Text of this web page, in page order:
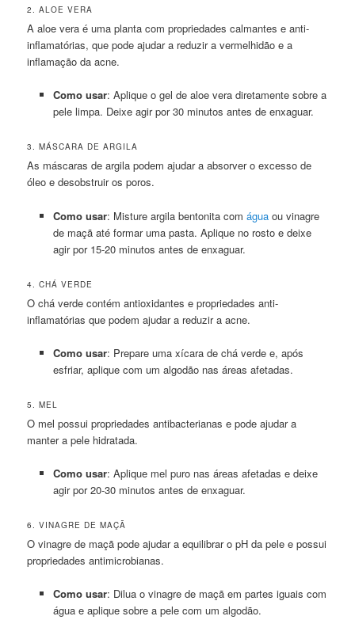
2. ALOE VERA
A aloe vera é uma planta com propriedades calmantes e anti-
inflamatórias, que pode ajudar a reduzir a vermelhidão e a
inflamação da acne.
Como usar: Aplique o gel de aloe vera diretamente sobre a
pele limpa. Deixe agir por 30 minutos antes de enxaguar.
3. MÁSCARA DE ARGILA
As máscaras de argila podem ajudar a absorver o excesso de
óleo e desobstruir os poros.
Como usar: Misture argila bentonita com águaou vinagre
de maçã até formar uma pasta. Aplique no rosto e deixe
agir por 15-20 minutos antes de enxaguar.
4. CHÁ VERDE
O chá verde contém antioxidantes e propriedades anti-
inflamatórias que podem ajudar a reduzir a acne.
Como usar: Prepare uma xícara de chá verde e, após
esfriar, aplique com um algodão nas áreas afetadas.
5. MEL
O mel possui propriedades antibacterianas e pode ajudar a
manter a pele hidratada.
Como usar: Aplique mel puro nas áreas afetadas e deixe
agir por 20-30 minutos antes de enxaguar.
6. VINAGRE DE MAÇÃ
O vinagre de maçã pode ajudar a equilibrar o pH da pele e possui
propriedades antimicrobianas.
Como usar: Dilua o vinagre de maçã em partes iguais com
água e aplique sobre a pele com um algodão.